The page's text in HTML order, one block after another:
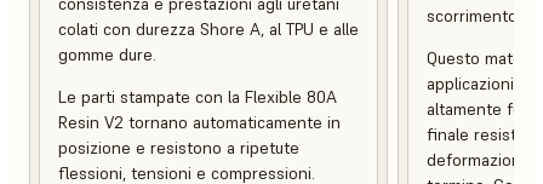
colati con durezza Shore A, al TPU e alle
gomme dure.
Le parti stampate con la Flexible 80A
Resin V2 tornano automaticamente in
posizione e resistono a ripetute
flessioni, tensioni e compressioni.
scorrimento.
Questo
applicazioni
altamente
finale
deformazione